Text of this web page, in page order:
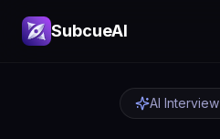
SubcueAI
AI